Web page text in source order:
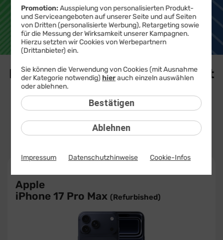
Professionellaufbereitet
GeprüfteQualität
Mit Zubehör aus
ursprünglichem Lieferumfang
Refurbished iPhones & iPads mit
Apple
iPhone 17 Pro Max (Refurbished)
Promotion:Ausspielung von personalisierten Produkt-
und Serviceangeboten auf unserer Seite und auf Seiten
von Dritten (personalisierte Werbung), Retargeting sowie
für die Messung der Wirksamkeit unserer Kampagnen.
Hierzu setzten wir Cookies von Werbepartnern
(Drittanbieter) ein.
Ablehnen
Sie können die Verwendung von Cookies (mit Ausnahme
der Kategorie notwendig) hierauch einzeln auswählen
oder ablehnen.
Bestätigen
Impressum Datenschutzhinweise Cookie-Infos